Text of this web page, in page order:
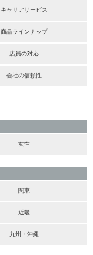
キャリアサービス
商品ラインナップ
店員の対応
会社の信頼性
女性
関東
近畿
九州・沖縄